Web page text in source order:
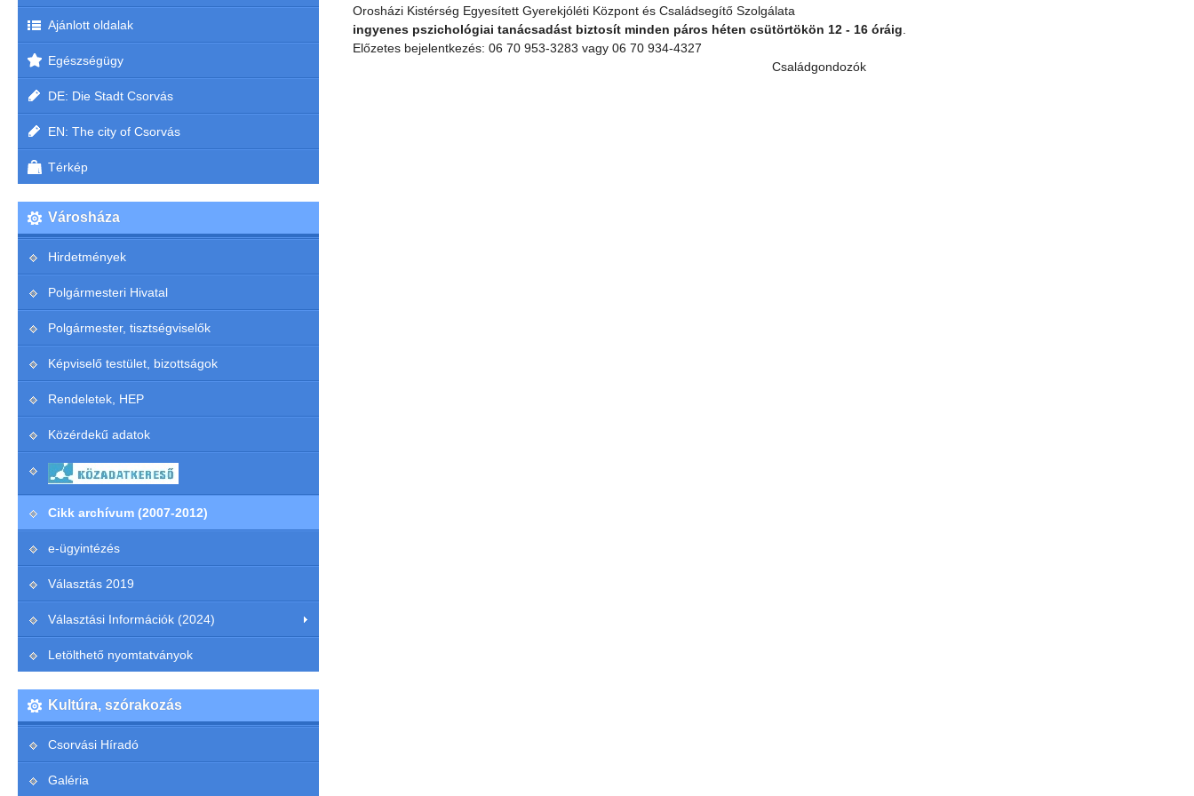
Orosházi Kistérség Egyesített Gyerekjóléti Központ és Családsegítő Szolgálata
ingyenes pszichológiai tanácsadást biztosít minden páros héten csütörtökön 12 - 16 óráig
Előzetes bejelentkezés: 06 70 953-3283 vagy 06 70 934-4327
Családgondozók
Ajánlott oldalak
Egészségügy
DE: Die Stadt Csorvás
EN: The city of Csorvás
Térkép
Városháza
Hirdetmények
Polgármesteri Hivatal
Polgármester, tisztségviselők
Képviselő testület, bizottságok
Rendeletek, HEP
Közérdekű adatok
Cikk archívum (2007-2012)
e-ügyintézés
Választás 2019
Választási Információk (2024)
Letölthető nyomtatványok
Kultúra, szórakozás
Csorvási Híradó
Galéria